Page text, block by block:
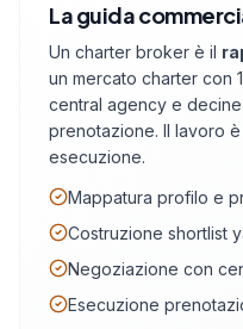
La guida
Un charter broker è il
un mercato charter con
central agency e
prenotazione. Il lavoro
esecuzione.
Mappatura profilo e
Costruzione shortlist
Negoziazione con
Esecuzione